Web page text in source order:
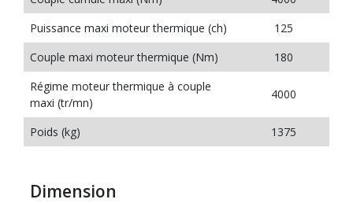
Puissance maxi moteur thermique (ch)
125
Couple maxi moteur thermique (Nm)
180
Régime moteur thermique à couple
maxi (tr/mn)
4000
Poids (kg) 1375
Dimension